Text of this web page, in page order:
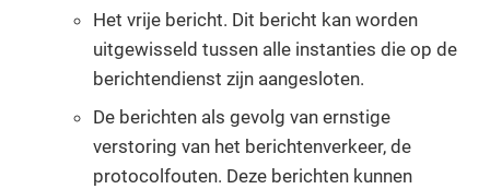
Het vrije bericht. Dit bericht kan worden
uitgewisseld tussen alle instanties die op de
berichtendienst zijn aangesloten.
De berichten als gevolg van ernstige
verstoring van het berichtenverkeer, de
protocolfouten. Deze berichten kunnen